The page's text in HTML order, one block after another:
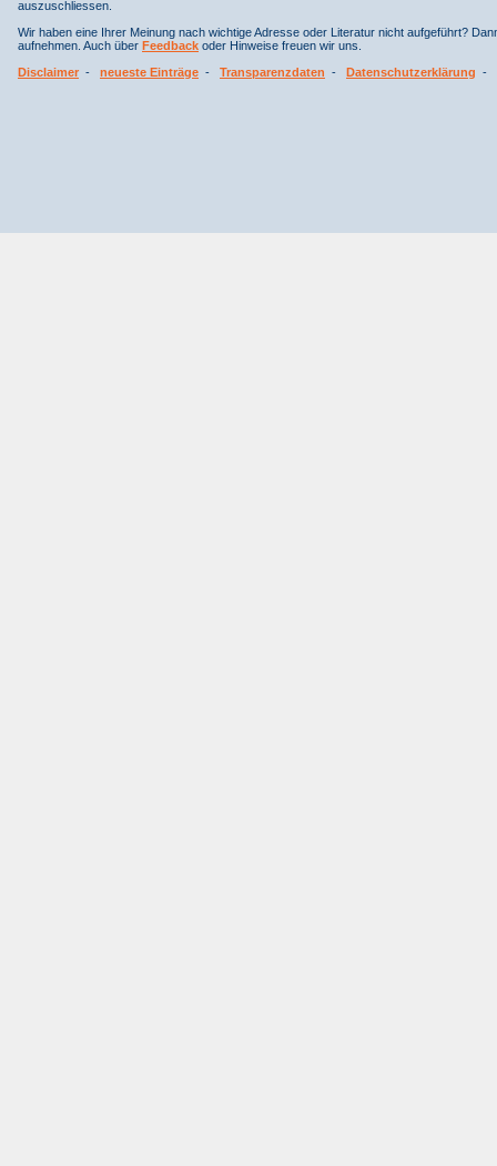
auszuschliessen.
Wir haben eine Ihrer Meinung nach wichtige Adresse oder Literatur nicht aufgeführt?
aufnehmen. Auch über Feedback oder Hinweise freuen wir uns.
Disclaimer - neueste Einträge - Transparenzdaten - Datenschutzerklärung -